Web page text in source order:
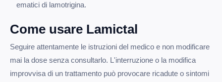
ematici di lamotrigina.
Come usare Lamictal
Seguire attentamente le istruzioni del medico e non modificare
mai la dose senza consultarlo. L'interruzione o la modifica
improvvisa di un trattamento può provocare ricadute o sintomi